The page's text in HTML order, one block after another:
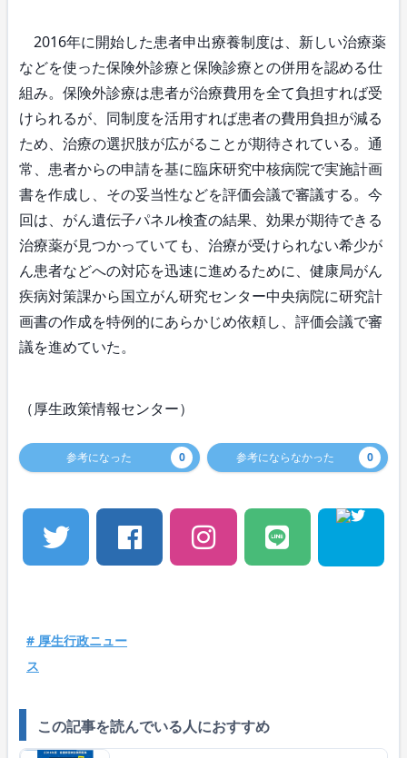
2016年に開始した患者申出療養制度は、新しい治療薬
などを使った保険外診療と保険診療との併用を認める仕
組み。保険外診療は患者が治療費用を全て負担すれば受
けられるが、同制度を活用すれば患者の費用負担が減る
ため、治療の選択肢が広がることが期待されている。通
常、患者からの申請を基に臨床研究中核病院で実施計画
書を作成し、その妥当性などを評価会議で審議する。今
回は、がん遺伝子パネル検査の結果、効果が期待できる
治療薬が見つかっていても、治療が受けられない希少が
ん患者などへの対応を迅速に進めるために、健康局がん
疾病対策課から国立がん研究センター中央病院に研究計
画書の作成を特例的にあらかじめ依頼し、評価会議で審
議を進めていた。
（厚生政策情報センター）
参考になった 0 参考にならなかった 0
# 厚生行政ニュー
ス
この記事を読んでいる人におすすめ